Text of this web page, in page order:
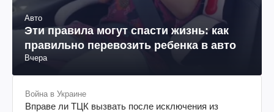
Авто
Эти правила могут спасти жизнь: как
правильно перевозить ребенка в авто
Вчера
Война в Украине
Вправе ли ТЦК вызвать после исключения из